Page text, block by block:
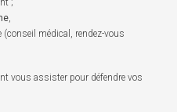
médical, rendez-vous
vous assister pour défendre vos